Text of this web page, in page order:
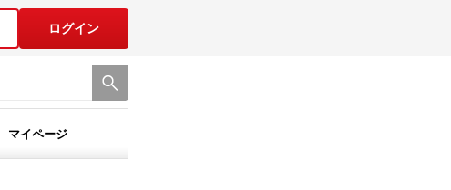
ログイン
マイページ